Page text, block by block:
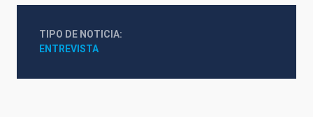
TIPO DE NOTICIA
ENTREVISTA